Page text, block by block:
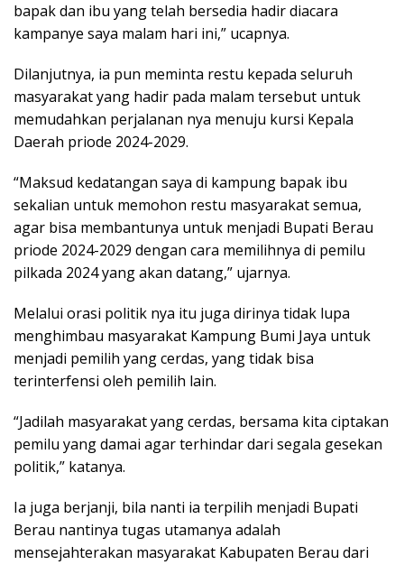
bapak dan ibu yang telah bersedia hadir diacara
kampanye saya malam hari ini,” ucapnya.
Dilanjutnya, ia pun meminta restu kepada seluruh
masyarakat yang hadir pada malam tersebut untuk
memudahkan perjalanan nya menuju kursi Kepala
Daerah priode 2024-2029.
“Maksud kedatangan saya di kampung bapak ibu
sekalian untuk memohon restu masyarakat semua,
agar bisa membantunya untuk menjadi Bupati Berau
priode 2024-2029 dengan cara memilihnya di pemilu
pilkada 2024 yang akan datang,” ujarnya.
Melalui orasi politik nya itu juga dirinya tidak lupa
menghimbau masyarakat Kampung Bumi Jaya untuk
menjadi pemilih yang cerdas, yang tidak bisa
terinterfensi oleh pemilih lain.
“Jadilah masyarakat yang cerdas, bersama kita ciptakan
pemilu yang damai agar terhindar dari segala gesekan
politik,” katanya.
Ia juga berjanji, bila nanti ia terpilih menjadi Bupati
Berau nantinya tugas utamanya adalah
mensejahterakan masyarakat Kabupaten Berau dari